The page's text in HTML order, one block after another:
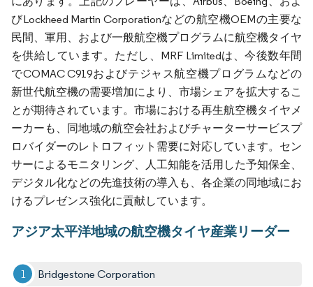
びLockheed Martin Corporationなどの航空機OEMの主要な
民間、軍用、および一般航空機プログラムに航空機タイヤ
を供給しています。ただし、MRF Limitedは、今後数年間
でCOMAC C919およびテジャス航空機プログラムなどの
新世代航空機の需要増加により、市場シェアを拡大するこ
とが期待されています。市場における再生航空機タイヤメ
ーカーも、同地域の航空会社およびチャーターサービスプ
ロバイダーのレトロフィット需要に対応しています。セン
サーによるモニタリング、人工知能を活用した予知保全、
デジタル化などの先進技術の導入も、各企業の同地域にお
けるプレゼンス強化に貢献しています。
アジア太平洋地域の航空機タイヤ産業リーダー
Bridgestone Corporation